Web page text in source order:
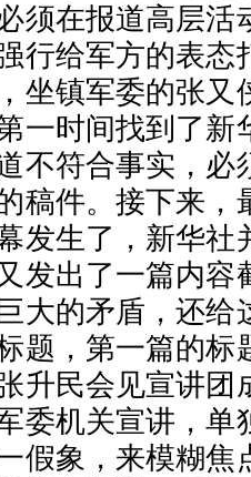
须在报道高层活
行给军方的表态
坐镇军委的张又
一时间找到了新
不符合事实，必
稿件。接下来，
发生了，新华社
发出了一篇内容
大的矛盾，还给
题，第一篇的标
升民会见宣讲团
委机关宣讲，单
假象，来模糊焦